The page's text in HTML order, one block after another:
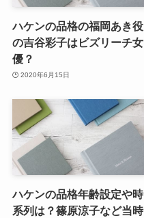
ハケンの品格の福岡あき役
の吉谷彩子はビズリーチ女
優？
2020年6月15日
ハケンの品格年齢設定や時
系列は？篠原涼子など当時